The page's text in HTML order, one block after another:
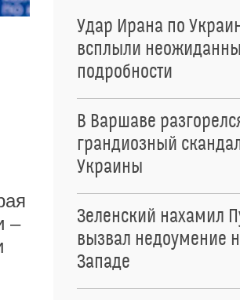
–
Удар Ирана по
всплыли
подробности
В Варшаве
грандиозный
Украины
Зеленский нахамил
вызвал недоумение
Западе